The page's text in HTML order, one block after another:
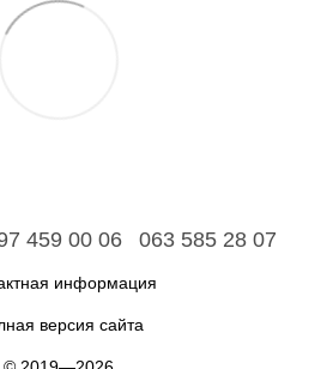
459 00 06 063 585 28 07
информация
версия сайта